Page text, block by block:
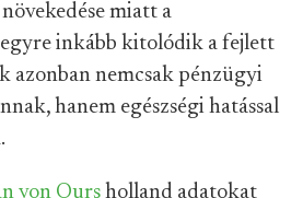
miatt a
inkább kitolódik a fejlett
azonban nemcsak pénzügyi
hanem egészségi hatással
von Ours holland adatokat